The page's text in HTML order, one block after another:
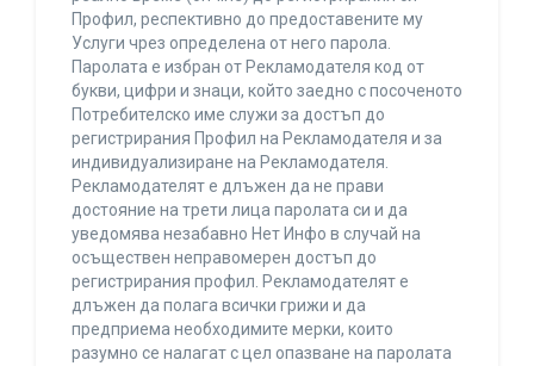
Профил, респективно до предоставените му
Услуги чрез определена от него парола.
Паролата е избран от Рекламодателя код от
букви, цифри и знаци, който заедно с посоченото
Потребителско име служи за достъп до
регистрирания Профил на Рекламодателя и за
индивидуализиране на Рекламодателя.
Рекламодателят е длъжен да не прави
достояние на трети лица паролата си и да
уведомява незабавно Нет Инфо в случай на
осъществен неправомерен достъп до
регистрирания профил. Рекламодателят е
длъжен да полага всички грижи и да
предприема необходимите мерки, които
разумно се налагат с цел опазване на паролата